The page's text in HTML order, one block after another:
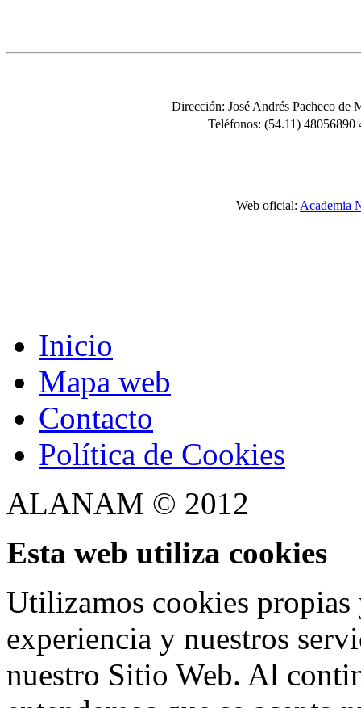
Dirección: José Andrés Pacheco
Teléfonos: (54.11)
Web oficial: Academia
Inicio
Mapa web
Contacto
Política de Cookies
ALANAM © 2012
Esta web utiliza cookies
Utilizamos cookies propias
experiencia y nuestros
nuestro Sitio Web. Al